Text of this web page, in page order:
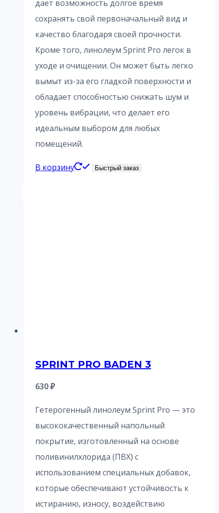
дает возможность долгое время
сохранять свой первоначальный вид и
качество благодаря своей прочности.
Кроме того, линолеум Sprint Pro легок в
уходе и очищении. Он может быть легко
вымыт из-за его гладкой поверхности и
обладает способностью снижать шум и
уровень вибрации, что делает его
идеальным выбором для любых
помещений.
В корзину Быстрый заказ
SPRINT PRO BADEN 3
630₽
Гетерогенный линолеум Sprint Pro — это
высококачественный напольный
покрытие, изготовленный на основе
поливинилхлорида (ПВХ) с
использованием специальных добавок,
которые обеспечивают устойчивость к
истиранию, износу, воздействию